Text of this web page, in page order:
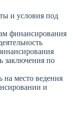
и условия под
финансирования
заключения по
на место ведения
и